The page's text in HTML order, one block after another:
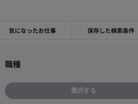
気になったお仕事 保存した検索条件
職種
選択する